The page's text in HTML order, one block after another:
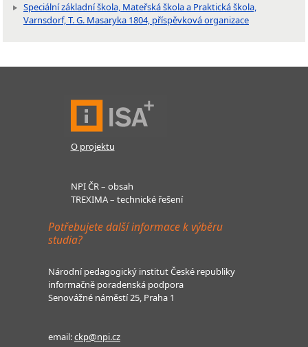
Speciální základní škola, Mateřská škola a Praktická škola,
Varnsdorf, T. G. Masaryka 1804, příspěvková organizace
O projektu
NPI ČR – obsah
TREXIMA – technické řešení
Potřebujete další informace k výběru
studia?
Národní pedagogický institut České republiky
informačně poradenská podpora
Senovážné náměstí 25, Praha 1
email:ckp@npi.cz